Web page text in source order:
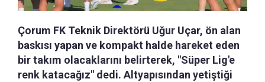
Çorum FK Teknik Direktörü Uğur Uçar, ön alan
baskısı yapan ve kompakt halde hareket eden
bir takım olacaklarını belirterek, "Süper Lig'e
renk katacağız" dedi. Altyapısından yetiştiği